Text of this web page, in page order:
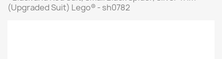
(Upgraded Suit) Lego® - sh0782